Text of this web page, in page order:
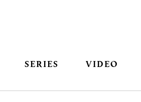
SERIES VIDEO